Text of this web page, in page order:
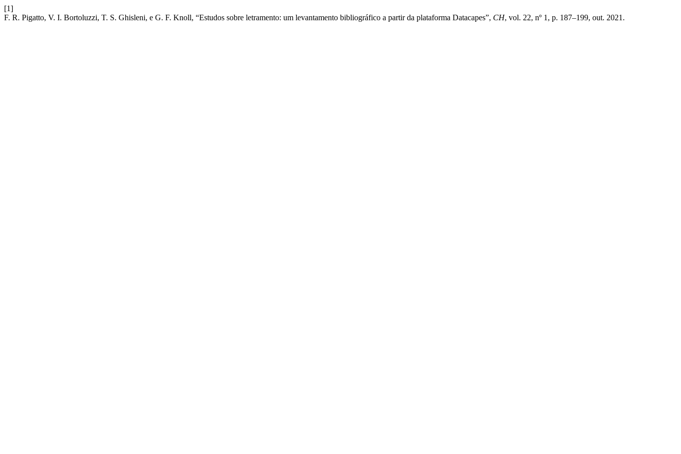
[1]
F. R. Pigatto, V. I. Bortoluzzi, T. S. Ghisleni, e G. F. Knoll, “Estudos sobre letramento: um levantamento bibliográfico a partir da plataforma Datacapes”, CH, vol. 22, nº 1, p. 187–199, out. 2021.